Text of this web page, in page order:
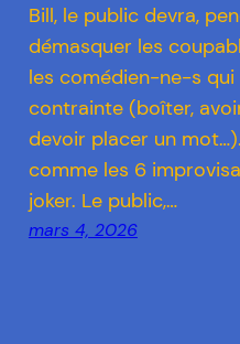
Bill, le public devra,
démasquer les
les comédien-ne-s
contrainte (boîter,
devoir placer un
comme les 6
joker. Le public,…
mars 4, 2026